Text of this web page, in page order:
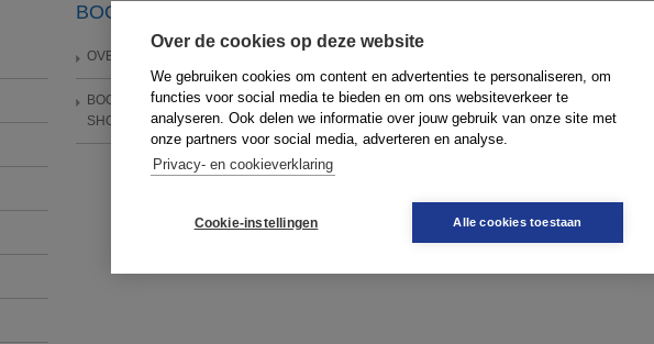
Over de cookies op deze website
We gebruiken cookies om content en advertenties te personaliseren, om
functies voor social media te bieden en om ons websiteverkeer te
analyseren. Ook delen we informatie over jouw gebruik van onze site met
onze partners voor social media, adverteren en analyse.
Privacy- en cookieverklaring
Cookie-instellingen Alle cookies toestaan
BOOM
OVER BOOM UITGEVERS
BOOM MANAGEMENT
SHOP
HASKONINGDHV|SMC
WAKKERE STAD
ONDERWEG
WAARDE PROPOSITIE